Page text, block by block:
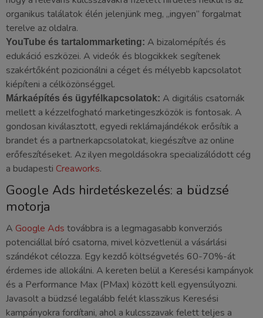
organikus találatok élén jelenjünk meg, „ingyen” forgalmat
terelve az oldalra.
YouTube és tartalommarketing: A bizalomépítés és
edukáció eszközei. A videók és blogcikkek segítenek
szakértőként pozicionálni a céget és mélyebb kapcsolatot
kiépíteni a célközönséggel.
Márkaépítés és ügyfélkapcsolatok: A digitális csatornák
mellett a kézzelfogható marketingeszközök is fontosak. A
gondosan kiválasztott, egyedi reklámajándékok erősítik a
brandet és a partnerkapcsolatokat, kiegészítve az online
erőfeszítéseket. Az ilyen megoldásokra specializálódott cég
a budapesti Creaworks.
Google Ads hirdetéskezelés: a büdzsé
motorja
A Google Ads továbbra is a legmagasabb konverziós
potenciállal bíró csatorna, mivel közvetlenül a vásárlási
szándékot célozza. Egy kezdő költségvetés 60-70%-át
érdemes ide allokálni. A kereten belül a Keresési kampányok
és a Performance Max (PMax) között kell egyensúlyozni.
Javasolt a büdzsé legalább felét klasszikus Keresési
kampányokra fordítani, ahol a kulcsszavak felett teljes a